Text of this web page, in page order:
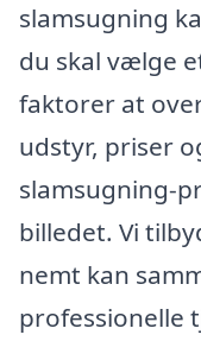
slamsugning
du skal vælge
faktorer at
udstyr, priser
slamsugning-
billedet. Vi
nemt kan
professionelle